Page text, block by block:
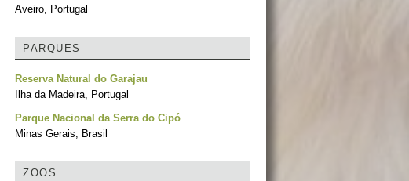
Aveiro, Portugal
PARQUES
Reserva Natural do Garajau
Ilha da Madeira, Portugal
Parque Nacional da Serra do Cipó
Minas Gerais, Brasil
ZOOS